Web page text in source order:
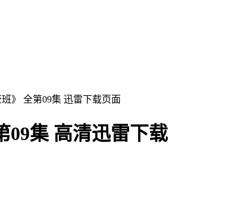
》 全第09集 迅雷下载页面
09集 高清迅雷下载